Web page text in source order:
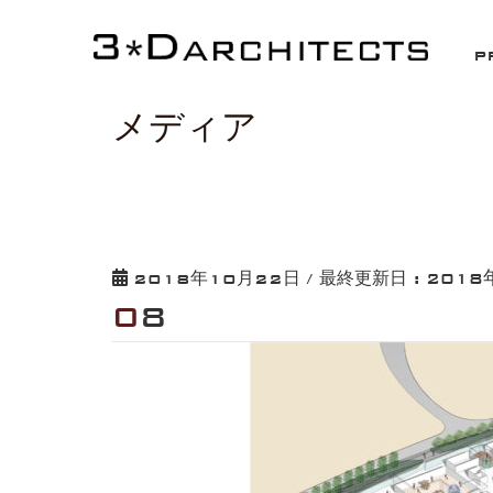
メディア
2018年10月22日 / 最終更新日 : 2018
08